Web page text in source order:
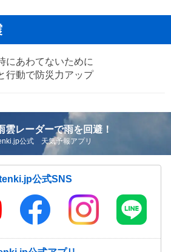
にあわてないために
行動で防災力アップ
雲レーダーで雨を回避！
公式 天気予報アプリ
公式SNS